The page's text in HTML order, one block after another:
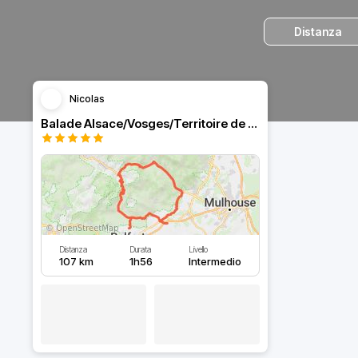
Distanza
Nicolas
Balade Alsace/Vosges/Territoire de Belfort
Distanza
107 km
Durata
1h56
Livello
Intermedio